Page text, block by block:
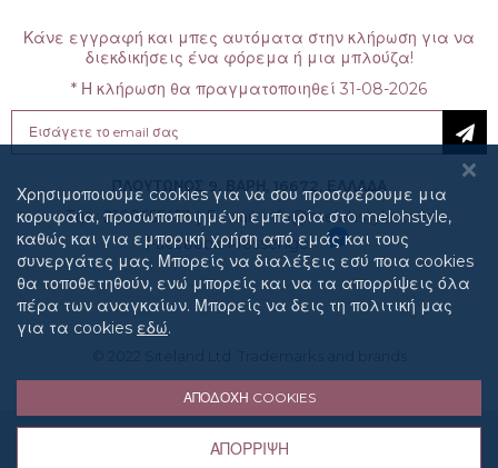
Κάνε εγγραφή και μπες αυτόματα στην κλήρωση για να
διεκδικήσεις ένα φόρεμα ή μια μπλούζα!
* Η κλήρωση θα πραγματοποιηθεί 31-08-2026
Newsletter:
ΠΛΟΥΤΩΝΟΣ 9, ΒΑΡΗ, 16672, ΕΛΛΑΔΑ
Τηλ: 2109655453|E-mail: info@melohstyle.com
Facebook Messenger :
Όροι χρήσης
Χρησιμοποιούμε cookies για να σου προσφέρουμε μια
κορυφαία, προσωποποιημένη εμπειρία στo melohstyle,
καθώς και για εμπορική χρήση από εμάς και τους
συνεργάτες μας. Μπορείς να διαλέξεις εσύ ποια cookies
θα τοποθετηθούν, ενώ μπορείς και να τα απορρίψεις όλα
πέρα των αναγκαίων. Μπορείς να δεις τη πολιτική μας
για τα cookies εδώ.
ΑΠΟΔΟΧΉ COOKIES
ΑΠΌΡΡΙΨΗ